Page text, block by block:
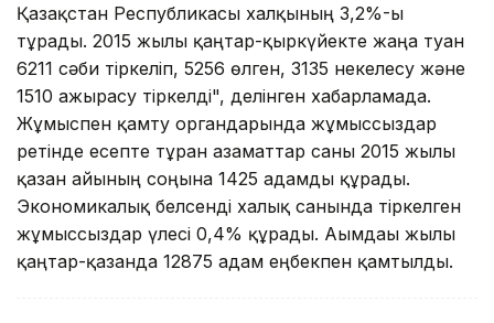
Қазақстан Республикасы халқының 3,2%-ы
тұрады. 2015 жылғы қаңтар-қыркүйекте жаңа туған
6211 сәби тіркеліп, 5256 өлген, 3135 некелесу және
1510 ажырасу тіркелді", делінген хабарламада.
Жұмыспен қамту органдарында жұмыссыздар
ретінде есепте тұрған азаматтар саны 2015 жылғы
қазан айының соңына 1425 адамды құрады.
Экономикалық белсенді халық санында тіркелген
жұмыссыздар үлесі 0,4% құрады. Ағымдағы жылғы
қаңтар-қазанда 12875 адам еңбекпен қамтылды.